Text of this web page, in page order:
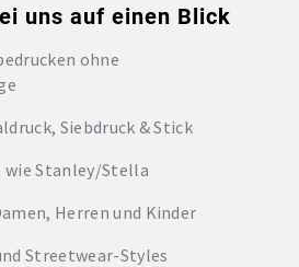
uns auf einen Blick
ohne
Siebdruck & Stick
wie Stanley/Stella
Herren und Kinder
Streetwear-Styles